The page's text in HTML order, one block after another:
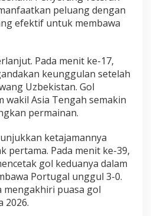
peluang dengan
efektif untuk membawa
Pada menit ke-17,
keunggulan setelah
Uzbekistan. Gol
Asia Tengah semakin
permainan.
ketajamannya
pertama. Pada menit ke-39,
gol keduanya dalam
Portugal unggul 3-0.
puasa gol
2026.